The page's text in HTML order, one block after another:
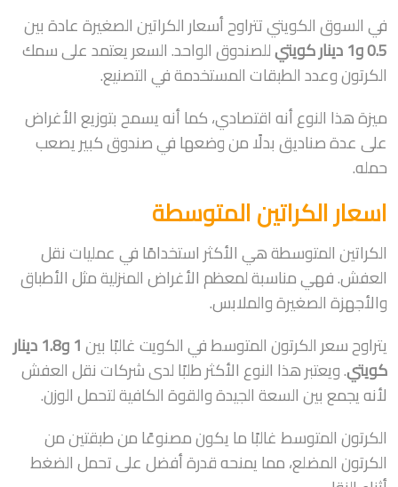
في السوق الكويتي تتراوح أسعار الكراتين الصغيرة عادة بين
0.5 و1 دينار كويتي
للصندوق الواحد. السعر يعتمد على سمك
الكرتون وعدد الطبقات المستخدمة في التصنيع.
ميزة هذا النوع أنه اقتصادي، كما أنه يسمح بتوزيع الأغراض
على عدة صناديق بدلًا من وضعها في صندوق كبير يصعب
حمله.
اسعار الكراتين المتوسطة
الكراتين المتوسطة هي الأكثر استخدامًا في عمليات نقل
العفش. فهي مناسبة لمعظم الأغراض المنزلية مثل الأطباق
والأجهزة الصغيرة والملابس.
يتراوح سعر الكرتون المتوسط في الكويت غالبًا بين
1 و1.8 دينار
كويتي. ويعتبر هذا النوع الأكثر طلبًا لدى شركات نقل العفش
لأنه يجمع بين السعة الجيدة والقوة الكافية لتحمل الوزن.
الكرتون المتوسط غالبًا ما يكون مصنوعًا من طبقتين من
الكرتون المضلع، مما يمنحه قدرة أفضل على تحمل الضغط